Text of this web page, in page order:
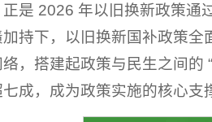
是 2026 年以旧换新政策通
持下，以旧换新国补政策
，搭建起政策与民生之间的
成，成为政策实施的核心支